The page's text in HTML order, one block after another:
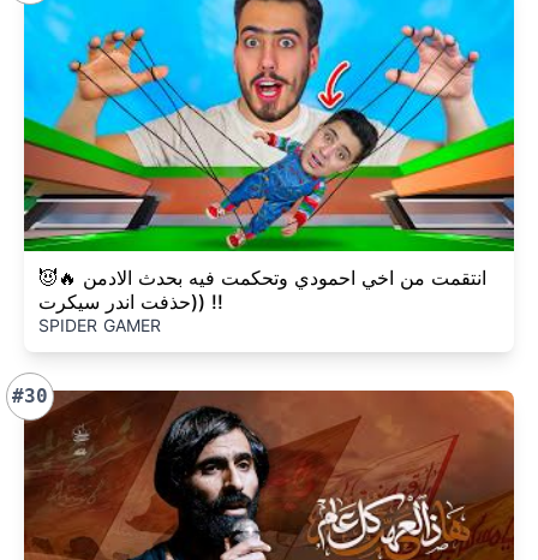
انتقمت من اخي احمودي وتحكمت فيه بحدث الادمن 🔥😈
(حذفت اندر سيكرت) !!
SPIDER GAMER
#30